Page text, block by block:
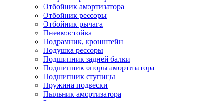
Отбойник амортизатора
Отбойник рессоры
Отбойник рычага
Пневмостойка
Подрамник, кронштейн
Подушка рессоры
Подшипник задней балки
Подшипник опоры амортизатора
Подшипник ступицы
Пружина подвески
Пыльник амортизатора